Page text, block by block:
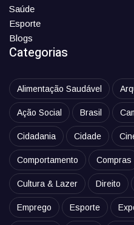
Saúde
Esporte
Blogs
Categorias
Alimentação Saudável
Ação Social Brasil
Cidadania Cidade
Comportamento Compras
Cultura & Lazer Direito
Emprego Esporte